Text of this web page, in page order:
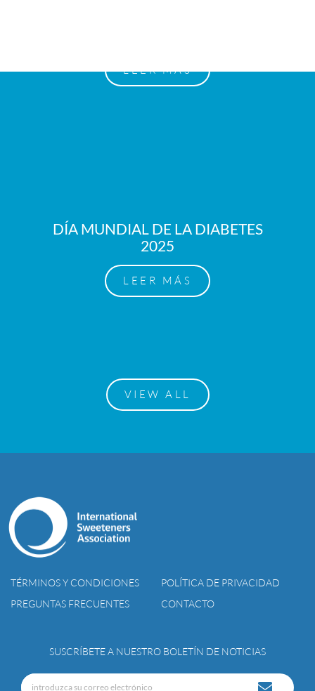
LEER MÁS
DÍA MUNDIAL DE LA DIABETES
2025
LEER MÁS
VIEW ALL
TÉRMINOS Y CONDICIONES
POLÍTICA DE PRIVACIDAD
PREGUNTAS FRECUENTES
CONTACTO
SUSCRÍBETE A NUESTRO BOLETÍN DE NOTICIAS